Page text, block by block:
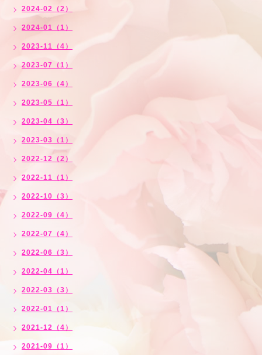
2024-02（2）
2024-01（1）
2023-11（4）
2023-07（1）
2023-06（4）
2023-05（1）
2023-04（3）
2023-03（1）
2022-12（2）
2022-11（1）
2022-10（3）
2022-09（4）
2022-07（4）
2022-06（3）
2022-04（1）
2022-03（3）
2022-01（1）
2021-12（4）
2021-09（1）